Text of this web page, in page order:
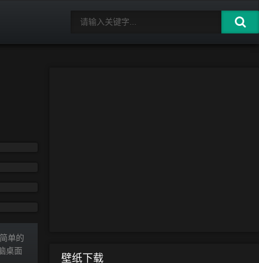
单的
桌面
壁纸下载